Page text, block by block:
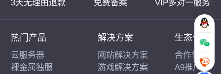
3天无理由退款 免费备案 VIP多对一服务
热门产品
云服务器
裸金属独服
解决方案
网站解决方案
游戏解决方案
生态合作
合作伙伴
A9推广